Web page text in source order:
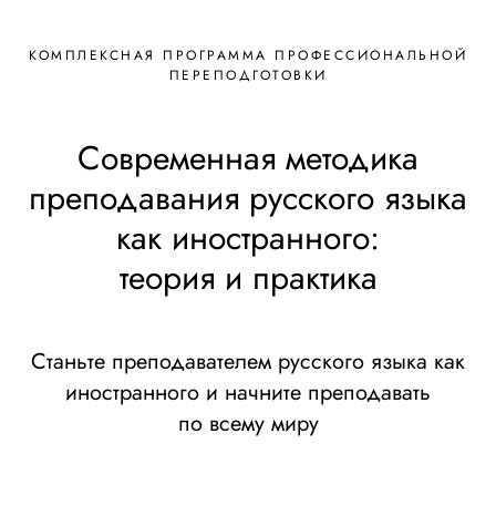
КОМПЛЕКСНАЯ ПРОГРАММА ПРОФЕССИОНАЛЬНОЙ
ПЕРЕПОДГОТОВКИ
Современная методика
преподавания русского языка
как иностранного:
теория и практика
Станьте преподавателем русского языка как
иностранного и начните преподавать
по всему миру